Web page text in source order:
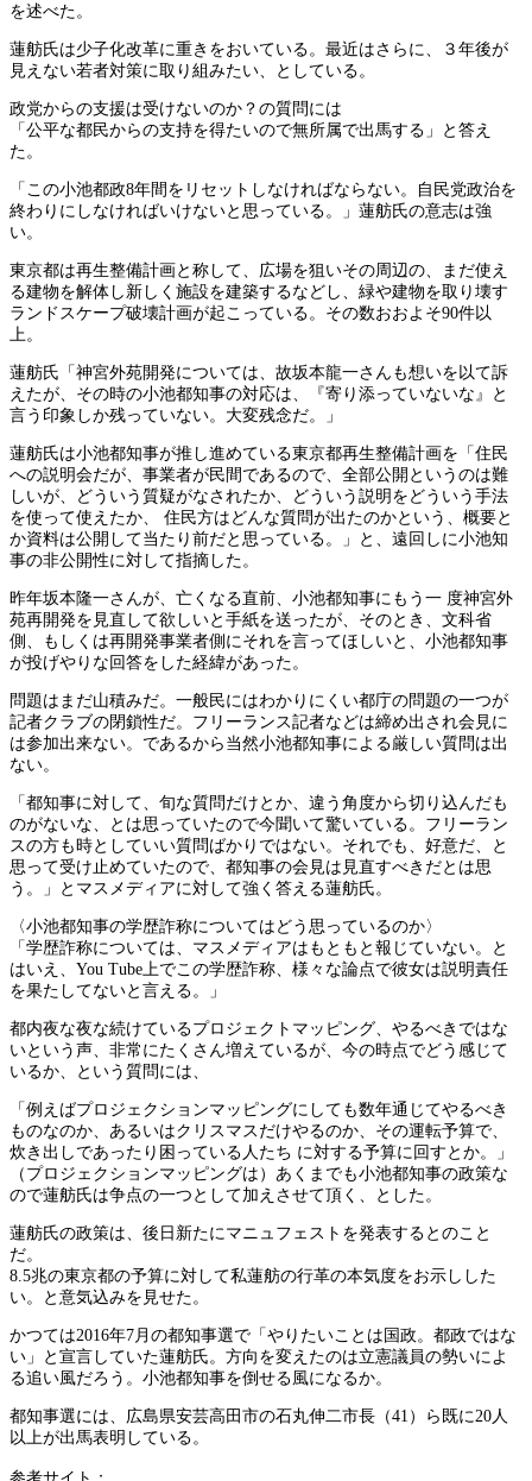
を述べた。
蓮舫氏は少子化改革に重きをおいている。最近はさらに、３年後が
見えない若者対策に取り組みたい、としている。
政党からの支援は受けないのか？の質問には
「公平な都民からの支持を得たいので無所属で出馬する」と答え
た。
「この小池都政8年間をリセットしなければならない。自民党政治を
終わりにしなければいけないと思っている。」蓮舫氏の意志は強
い。
東京都は再生整備計画と称して、広場を狙いその周辺の、まだ使え
る建物を解体し新しく施設を建築するなどし、緑や建物を取り壊す
ランドスケープ破壊計画が起こっている。その数おおよそ90件以
上。
蓮舫氏「神宮外苑開発については、故坂本龍一さんも想いを以て訴
えたが、その時の小池都知事の対応は、『寄り添っていないな』と
言う印象しか残っていない。大変残念だ。」
蓮舫氏は小池都知事が推し進めている東京都再生整備計画を「住民
への説明会だが、事業者が民間であるので、全部公開というのは難
しいが、どういう質疑がなされたか、どういう説明をどういう手法
を使って使えたか、 住民方はどんな質問が出たのかという、概要と
か資料は公開して当たり前だと思っている。」と、遠回しに小池知
事の非公開性に対して指摘した。
昨年坂本隆一さんが、亡くなる直前、小池都知事にもう一 度神宮外
苑再開発を見直して欲しいと手紙を送ったが、そのとき、文科省
側、もしくは再開発事業者側にそれを言ってほしいと、小池都知事
が投げやりな回答をした経緯があった。
問題はまだ山積みだ。一般民にはわかりにくい都庁の問題の一つが
記者クラブの閉鎖性だ。フリーランス記者などは締め出され会見に
は参加出来ない。であるから当然小池都知事による厳しい質問は出
ない。
「都知事に対して、旬な質問だけとか、違う角度から切り込んだも
のがないな、とは思っていたので今聞いて驚いている。フリーラン
スの方も時としていい質問ばかりではない。それでも、好意だ、と
思って受け止めていたので、都知事の会見は見直すべきだとは思
う。」とマスメディアに対して強く答える蓮舫氏。
〈小池都知事の学歴詐称についてはどう思っているのか〉
「学歴詐称については、マスメディアはもともと報じていない。と
はいえ、You Tube上でこの学歴詐称、様々な論点で彼女は説明責任
を果たしてないと言える。」
都内夜な夜な続けているプロジェクトマッピング、やるべきではな
いという声、非常にたくさん増えているが、今の時点でどう感じて
いるか、という質問には、
「例えばプロジェクションマッピングにしても数年通じてやるべき
ものなのか、あるいはクリスマスだけやるのか、その運転予算で、
炊き出しであったり困っている人たち に対する予算に回すとか。」
（プロジェクションマッピングは）あくまでも小池都知事の政策な
ので蓮舫氏は争点の一つとして加えさせて頂く、とした。
蓮舫氏の政策は、後日新たにマニュフェストを発表するとのこと
だ。
8.5兆の東京都の予算に対して私蓮舫の行革の本気度をお示しした
い。と意気込みを見せた。
かつては2016年7月の都知事選で「やりたいことは国政。都政ではな
い」と宣言していた蓮舫氏。方向を変えたのは立憲議員の勢いによ
る追い風だろう。小池都知事を倒せる風になるか。
都知事選には、広島県安芸高田市の石丸伸二市長（41）ら既に20人
以上が出馬表明している。